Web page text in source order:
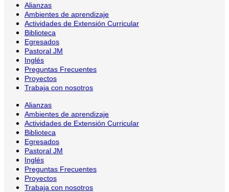
Alianzas
Ambientes de aprendizaje
Actividades de Extensión Curricular
Biblioteca
Egresados
Pastoral JM
Inglés
Preguntas Frecuentes
Proyectos
Trabaja con nosotros
Alianzas
Ambientes de aprendizaje
Actividades de Extensión Curricular
Biblioteca
Egresados
Pastoral JM
Inglés
Preguntas Frecuentes
Proyectos
Trabaja con nosotros